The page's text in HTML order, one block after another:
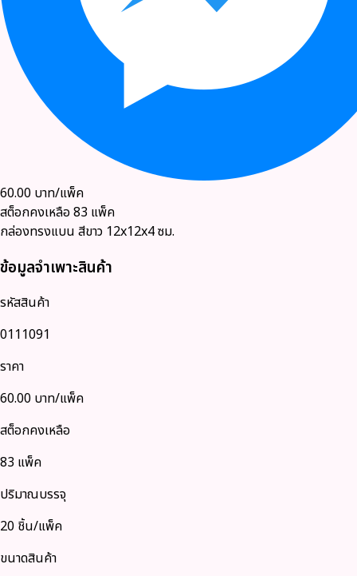
60.00 บาท/แพ็ค
สต็อกคงเหลือ 83 แพ็ค
กล่องทรงแบน สีขาว 12x12x4 ซม.
ข้อมูลจำเพาะสินค้า
รหัสสินค้า
0111091
ราคา
60.00 บาท/แพ็ค
สต็อกคงเหลือ
83 แพ็ค
ปริมาณบรรจุ
20 ชิ้น/แพ็ค
ขนาดสินค้า